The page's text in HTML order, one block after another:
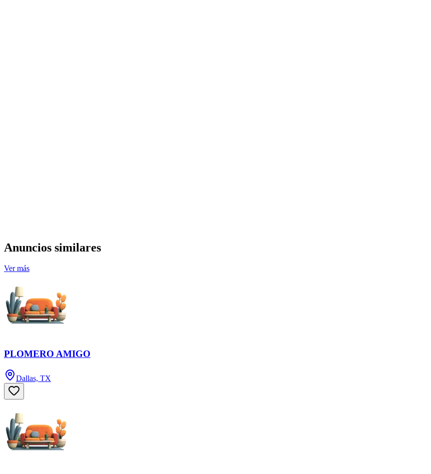
Anuncios similares
Ver más
PLOMERO AMIGO
Dallas, TX